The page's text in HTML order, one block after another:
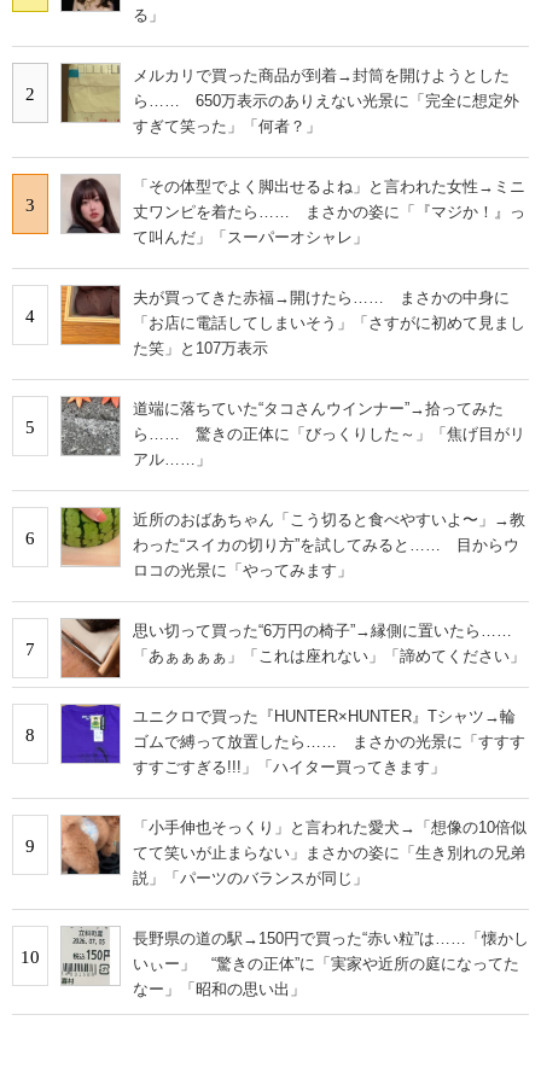
る」
2
メルカリで買った商品が到着→封筒を開けようとした
ら…… 650万表示のありえない光景に「完全に想定外
すぎて笑った」「何者？」
3
「その体型でよく脚出せるよね」と言われた女性→ミニ
丈ワンピを着たら…… まさかの姿に「『マジか！』っ
て叫んだ」「スーパーオシャレ」
4
夫が買ってきた赤福→開けたら…… まさかの中身に
「お店に電話してしまいそう」「さすがに初めて見まし
た笑」と107万表示
5
道端に落ちていた“タコさんウインナー”→拾ってみた
ら…… 驚きの正体に「びっくりした～」「焦げ目がリ
アル……」
6
近所のおばあちゃん「こう切ると食べやすいよ〜」→教
わった“スイカの切り方”を試してみると…… 目からウ
ロコの光景に「やってみます」
7
思い切って買った“6万円の椅子”→縁側に置いたら……
「あぁぁぁぁ」「これは座れない」「諦めてください」
8
ユニクロで買った『HUNTER×HUNTER』Tシャツ→輪
ゴムで縛って放置したら…… まさかの光景に「すすす
すすごすぎる!!!」「ハイター買ってきます」
9
「小手伸也そっくり」と言われた愛犬→「想像の10倍似
てて笑いが止まらない」まさかの姿に「生き別れの兄弟
説」「パーツのバランスが同じ」
10
長野県の道の駅→150円で買った“赤い粒”は……「懐かし
いぃー」 “驚きの正体”に「実家や近所の庭になってた
なー」「昭和の思い出」